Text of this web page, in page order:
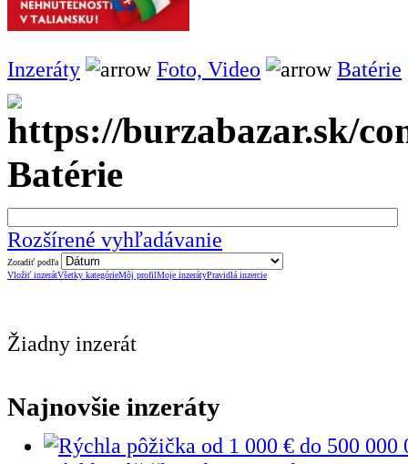
Inzeráty Foto, Video Batérie
Batérie
Rozšírené vyhľadávanie
Zoradiť podľa
Vložiť inzerátVšetky kategórieMôj profilMoje inzerátyPravidlá inzercie
Žiadny inzerát
Najnovšie inzeráty